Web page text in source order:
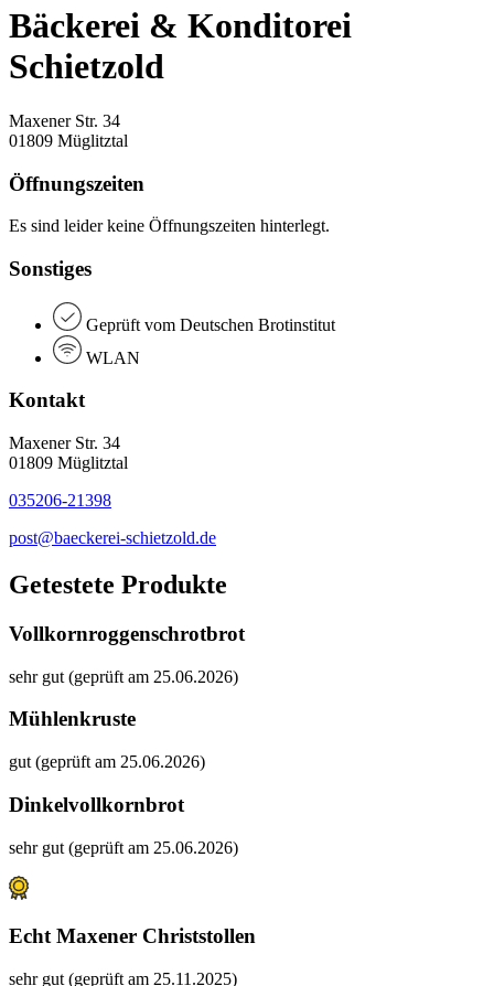
Bäckerei & Konditorei
Schietzold
Maxener Str. 34
01809 Müglitztal
Öffnungszeiten
Es sind leider keine Öffnungszeiten hinterlegt.
Sonstiges
Geprüft vom Deutschen Brotinstitut
WLAN
Kontakt
Maxener Str. 34
01809 Müglitztal
035206-21398
post@baeckerei-schietzold.de
Getestete Produkte
Vollkornroggenschrotbrot
sehr gut (geprüft am 25.06.2026)
Mühlenkruste
gut (geprüft am 25.06.2026)
Dinkelvollkornbrot
sehr gut (geprüft am 25.06.2026)
Echt Maxener Christstollen
sehr gut (geprüft am 25.11.2025)